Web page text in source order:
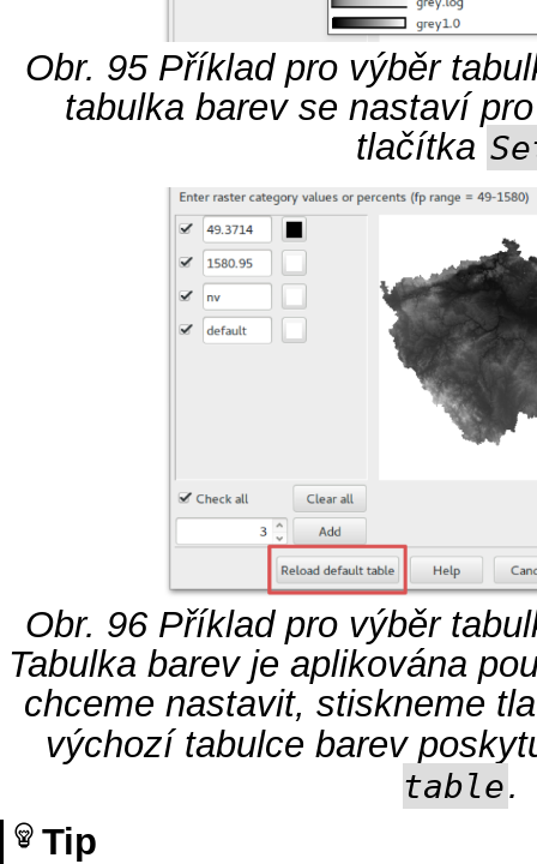
Obr. 95 Příklad pro výběr
tabulka barev se nastaví
tlačítka
Obr. 96 Příklad pro výběr
Tabulka barev je aplikována
chceme nastavit, stiskneme
výchozí tabulce barev
table.
Tip